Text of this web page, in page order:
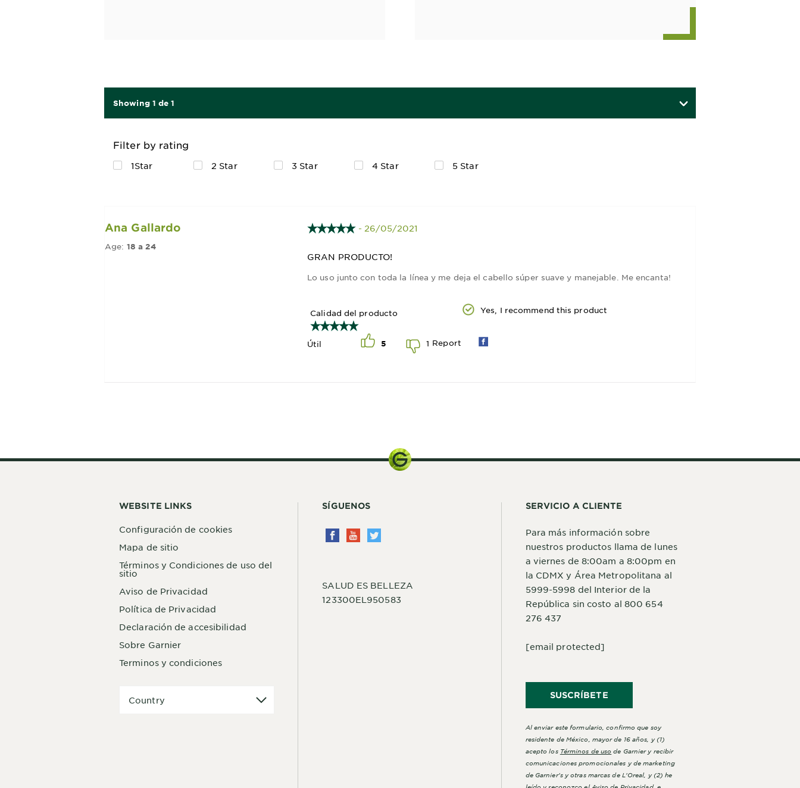
Showing 1 de 1
Filter by rating
1Star 2 Star 3 Star 4 Star 5 Star
Ana Gallardo
Age: 18 a 24
- 26/05/2021
GRAN PRODUCTO!
Lo uso junto con toda la línea y me deja el cabello súper suave y manejable. Me encanta!
Calidad del producto Yes, I recommend this product
Útil 5 1 Report
WEBSITE LINKS
Configuración de cookies
Mapa de sitio
Términos y Condiciones de uso del
sitio
Aviso de Privacidad
Política de Privacidad
Declaración de accesibilidad
Sobre Garnier
Terminos y condiciones
Country
SÍGUENOS
SALUD ES BELLEZA
123300EL950583
SERVICIO A CLIENTE
Para más información sobre
nuestros productos llama de lunes
a viernes de 8:00am a 8:00pm en
la CDMX y Área Metropolitana al
5999-5998 del Interior de la
República sin costo al 800 654
276 437
[email protected]
SUSCRÍBETE
Al enviar este formulario, confirmo que soy
residente de México, mayor de 16 años, y (1)
acepto los Términos de uso de Garnier y recibir
comunicaciones promocionales y de marketing
de Garnier's y otras marcas de L'Oreal, y (2) he